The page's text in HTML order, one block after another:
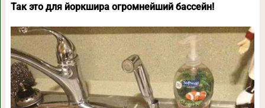
Так это для йоркшира огромнейший бассейн!